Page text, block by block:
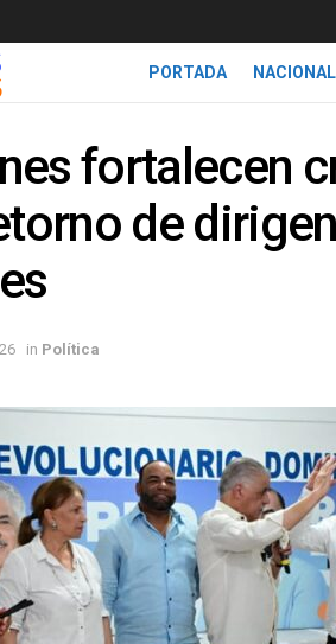
PORTADA
fortalecen
de
in Política